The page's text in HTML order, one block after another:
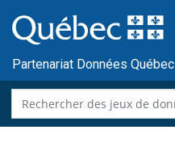
au
contenu
Partenariat Données Québec